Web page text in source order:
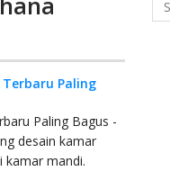
Paling
Paling Bagus -
desain kamar
kamar mandi.